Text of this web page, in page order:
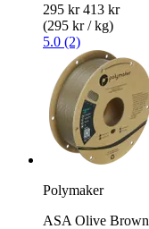
295 kr 413 kr
(295 kr / kg)
5.0 (2)
Polymaker
ASA Olive Brown